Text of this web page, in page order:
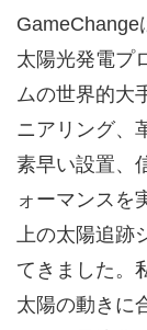
GameChange
太陽光発電プ
ムの世界的大
ニアリング、
素早い設置、
ォーマンスを
上の太陽追跡
てきました。
太陽の動きに